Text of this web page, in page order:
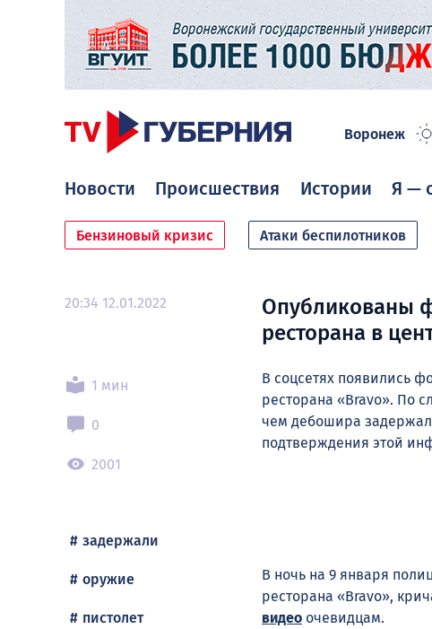
Воронеж
Новости Происшествия Истории Я —
Бензиновый кризис Атаки беспилотников
20:34 12.01.2022
1 мин
0
2001
задержали
оружие
пистолет
Опубликованы
ресторана в
В соцсетях появились
ресторана «Bravo». По
чем дебошира
подтверждения этой
В ночь на 9 января
ресторана «Bravo»,
видео очевидцам.